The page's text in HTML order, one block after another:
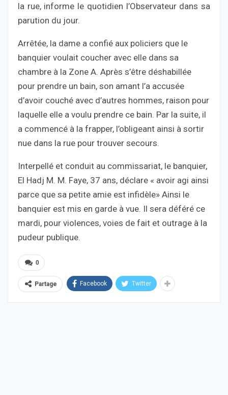
la rue, informe le quotidien l’Observateur dans sa
parution du jour.
Arrêtée, la dame a confié aux policiers que le
banquier voulait coucher avec elle dans sa
chambre à la Zone A. Après s’être déshabillée
pour prendre un bain, son amant l’a accusée
d’avoir couché avec d’autres hommes, raison pour
laquelle elle a voulu prendre ce bain. Par la suite, il
a commencé à la frapper, l’obligeant ainsi à sortir
nue dans la rue pour trouver secours.
Interpellé et conduit au commissariat, le banquier,
El Hadj M. M. Faye, 37 ans, déclare « avoir agi ainsi
parce que sa petite amie est infidèle» Ainsi le
banquier est mis en garde à vue. Il sera déféré ce
mardi, pour violences, voies de fait et outrage à la
pudeur publique.
0
Partage Facebook Twitter